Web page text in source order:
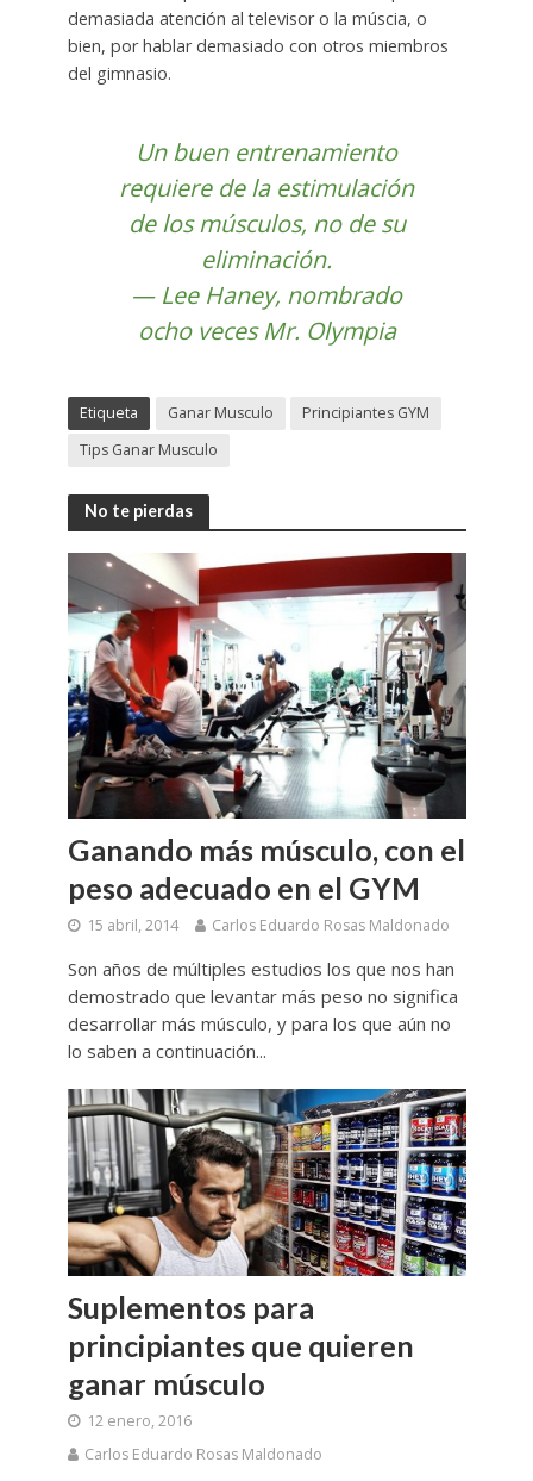
demasiada atención al televisor o la múscia, o
bien, por hablar demasiado con otros miembros
del gimnasio.
Un buen entrenamiento
requiere de la estimulación
de los músculos, no de su
eliminación.
— Lee Haney, nombrado
ocho veces Mr. Olympia
Etiqueta Ganar Musculo
Principiantes GYM
Tips Ganar Musculo
No te pierdas
Ganando más músculo, con el
peso adecuado en el GYM
15 abril, 2014 Carlos Eduardo Rosas Maldonado
Son años de múltiples estudios los que nos han
demostrado que levantar más peso no significa
desarrollar más músculo, y para los que aún no
lo saben a continuación...
Suplementos para
principiantes que quieren
ganar músculo
12 enero, 2016
Carlos Eduardo Rosas Maldonado